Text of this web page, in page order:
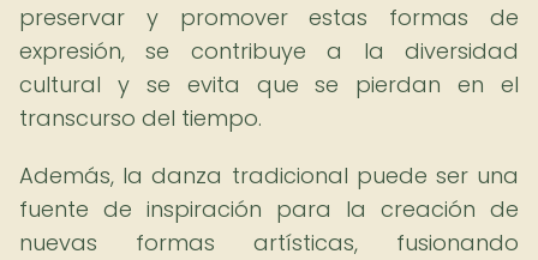
preservar y promover estas formas de
expresión, se contribuye a la diversidad
cultural y se evita que se pierdan en el
transcurso del tiempo.
Además, la danza tradicional puede ser una
fuente de inspiración para la creación de
nuevas formas artísticas, fusionando